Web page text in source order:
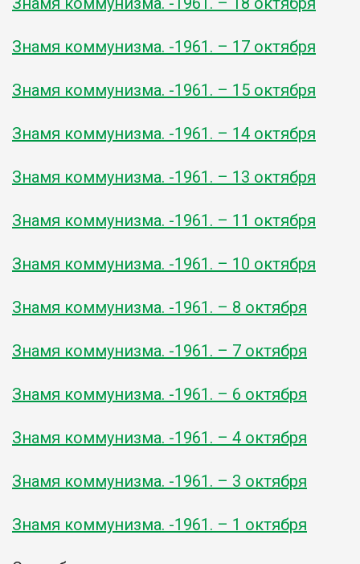
Знамя коммунизма. -1961. – 17 октября
Знамя коммунизма. -1961. – 15 октября
Знамя коммунизма. -1961. – 14 октября
Знамя коммунизма. -1961. – 13 октября
Знамя коммунизма. -1961. – 11 октября
Знамя коммунизма. -1961. – 10 октября
Знамя коммунизма. -1961. – 8 октября
Знамя коммунизма. -1961. – 7 октября
Знамя коммунизма. -1961. – 6 октября
Знамя коммунизма. -1961. – 4 октября
Знамя коммунизма. -1961. – 3 октября
Знамя коммунизма. -1961. – 1 октября